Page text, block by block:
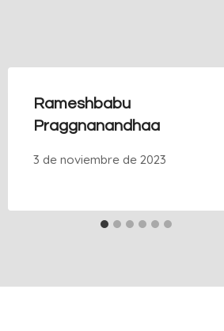
Rameshbabu
Praggnanandhaa
3 de noviembre de 2023